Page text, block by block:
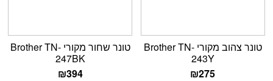
טונר צהוב מקורי Brother TN-
243Y
₪275
טונר שחור מקורי Brother TN-
247BK
₪394